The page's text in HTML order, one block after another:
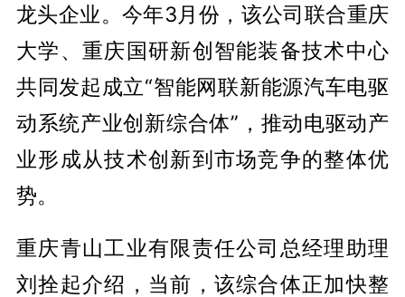
龙头企业。今年3月份，该公司联合重庆
大学、重庆国研新创智能装备技术中心
共同发起成立“智能网联新能源汽车电驱
动系统产业创新综合体”，推动电驱动产
业形成从技术创新到市场竞争的整体优
势。
重庆青山工业有限责任公司总经理助理
刘拴起介绍，当前，该综合体正加快整